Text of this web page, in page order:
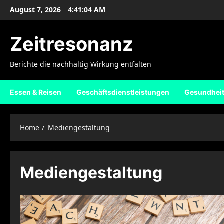
SkipAugust 7, 2026 4:41:04 AM
Zeitresonanz
Berichte die nachhaltig Wirkung entfalten
Essen & Reisen Geschäftsdienstleistungen Gesundheit
Home Mediengestaltung
Mediengestaltung